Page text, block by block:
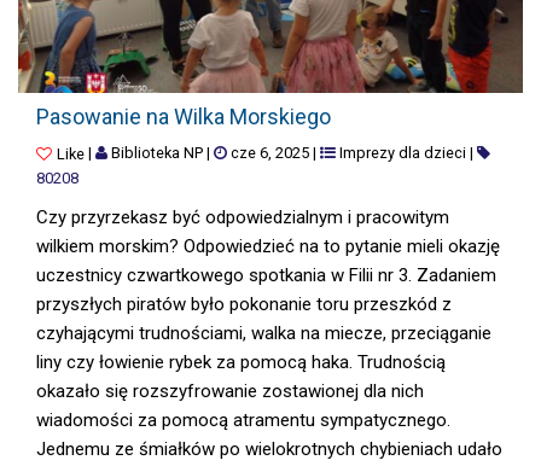
Pasowanie na Wilka Morskiego
Like| Biblioteka NP| cze 6, 2025| Imprezy dla dzieci|
80208
Czy przyrzekasz być odpowiedzialnym i pracowitym
wilkiem morskim? Odpowiedzieć na to pytanie mieli okazję
uczestnicy czwartkowego spotkania w Filii nr 3. Zadaniem
przyszłych piratów było pokonanie toru przeszkód z
czyhającymi trudnościami, walka na miecze, przeciąganie
liny czy łowienie rybek za pomocą haka. Trudnością
okazało się rozszyfrowanie zostawionej dla nich
wiadomości za pomocą atramentu sympatycznego.
Jednemu ze śmiałków po wielokrotnych chybieniach udało
PASOWANIE NA WILKA MORSKIEGO